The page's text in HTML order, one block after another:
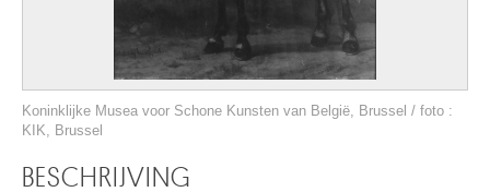
Koninklijke Musea voor Schone Kunsten van België, Brussel / foto :
KIK, Brussel
BESCHRIJVING